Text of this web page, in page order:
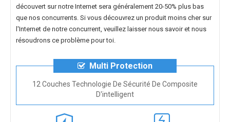
découvert sur notre Internet sera généralement 20-50% plus bas
que nos concurrents. Si vous découvrez un produit moins cher sur
l'Internet de notre concurrent, veuillez laisser nous savoir et nous
résoudrons ce problème pour toi.
Multi Protection
12 Couches Technologie De Sécurité De Composite
D'intelligent